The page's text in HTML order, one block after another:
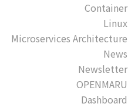
Container
Linux
Microservices Architecture
News
Newsletter
OPENMARU
Dashboard